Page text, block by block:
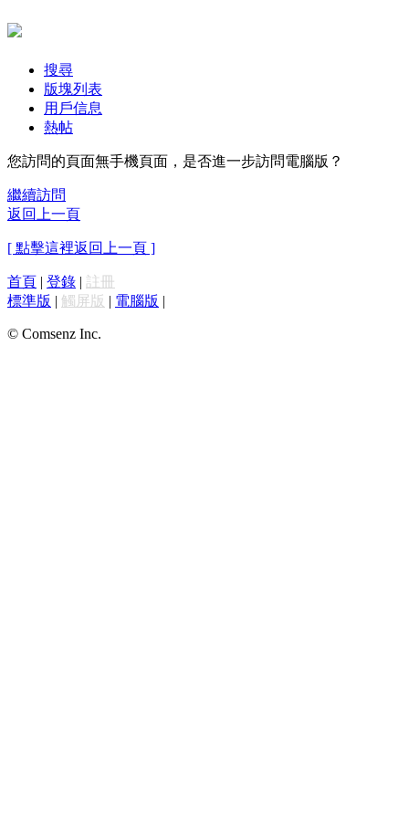
搜尋
版塊列表
用戶信息
熱帖
您訪問的頁面無手機頁面，是否進一步訪問電腦版？
繼續訪問
返回上一頁
[ 點擊這裡返回上一頁 ]
首頁 | 登錄 | 註冊
標準版 | 觸屏版 | 電腦版 |
© Comsenz Inc.